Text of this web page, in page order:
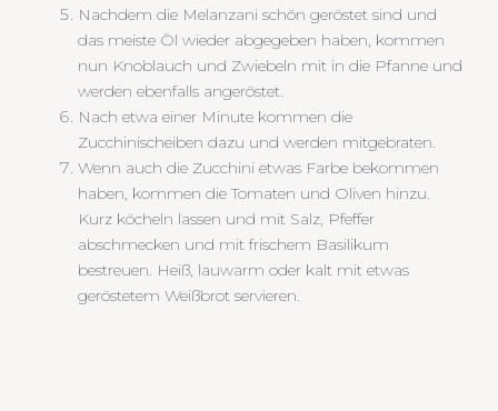
Nachdem die Melanzani schön geröstet sind und
das meiste Öl wieder abgegeben haben, kommen
nun Knoblauch und Zwiebeln mit in die Pfanne und
werden ebenfalls angeröstet.
Nach etwa einer Minute kommen die
Zucchinischeiben dazu und werden mitgebraten.
Wenn auch die Zucchini etwas Farbe bekommen
haben, kommen die Tomaten und Oliven hinzu.
Kurz köcheln lassen und mit Salz, Pfeffer
abschmecken und mit frischem Basilikum
bestreuen. Heiß, lauwarm oder kalt mit etwas
geröstetem Weißbrot servieren.